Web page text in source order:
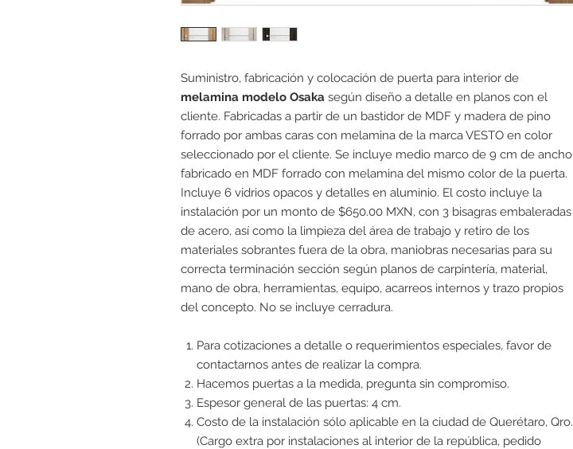
Suministro, fabricación y colocación de puerta para interior de
melamina modelo Osaka según diseño a detalle en planos con el
cliente. Fabricadas a partir de un bastidor de MDF y madera de pino
forrado por ambas caras con melamina de la marca VESTO en color
seleccionado por el cliente. Se incluye medio marco de 9 cm de ancho
fabricado en MDF forrado con melamina del mismo color de la puerta.
Incluye 6 vidrios opacos y detalles en aluminio. El costo incluye la
instalación por un monto de $650.00 MXN, con 3 bisagras embaleradas
de acero, así como la limpieza del área de trabajo y retiro de los
materiales sobrantes fuera de la obra, maniobras necesarias para su
correcta terminación sección según planos de carpintería, material,
mano de obra, herramientas, equipo, acarreos internos y trazo propios
del concepto. No se incluye cerradura.
Para cotizaciones a detalle o requerimientos especiales, favor de
contactarnos antes de realizar la compra.
Hacemos puertas a la medida, pregunta sin compromiso.
Espesor general de las puertas: 4 cm.
Costo de la instalación sólo aplicable en la ciudad de Querétaro, Qro.
(Cargo extra por instalaciones al interior de la república, pedido